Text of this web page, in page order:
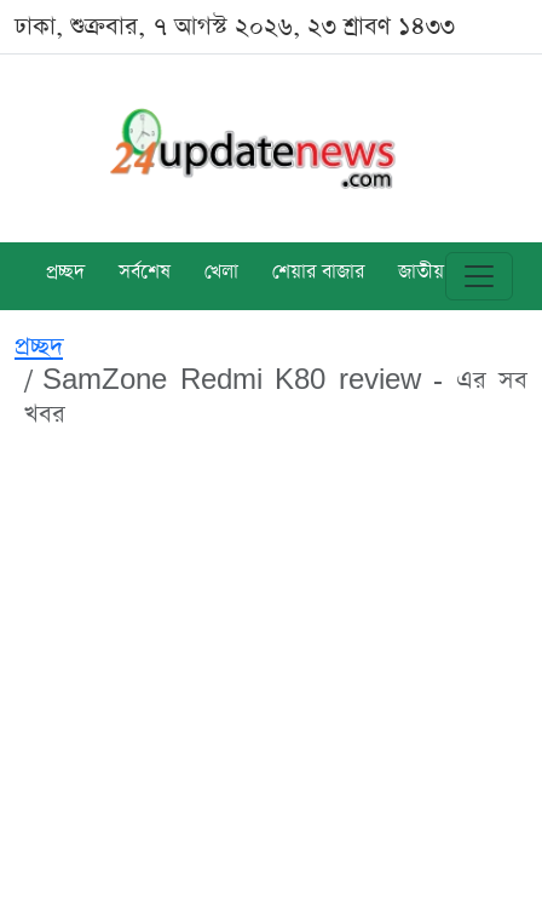
ঢাকা, শুক্রবার, ৭ আগস্ট ২০২৬, ২৩ শ্রাবণ ১৪৩৩
প্রচ্ছদ সর্বশেষ খেলা শেয়ার বাজার জাতীয় বিশ্ব
প্রচ্ছদ
SamZone Redmi K80 review - এর সব
খবর